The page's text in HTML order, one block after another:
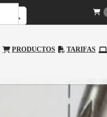
PRODUCTOS TARIFAS